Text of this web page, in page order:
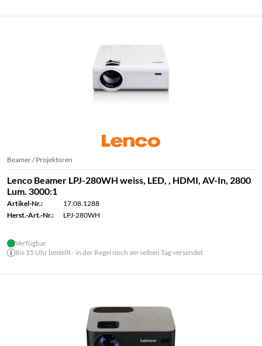
Beamer / Projektoren
Lenco Beamer LPJ-280WH weiss, LED, , HDMI, AV-In, 2800
Lum. 3000:1
Artikel-Nr.:
17.08.1288
Herst.-Art.-Nr.:
LPJ-280WH
Verfügbar
Bis 15 Uhr bestellt - in der Regel noch am selben Tag versendet